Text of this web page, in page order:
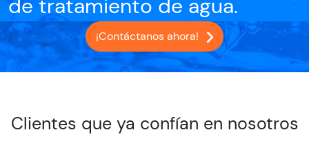
de tratamiento de agua.
¡Contáctanos ahora!
Clientes que ya confían en nosotros